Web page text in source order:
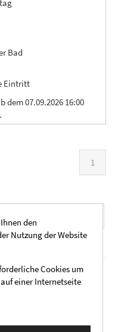
Bad
Eintritt
dem 07.09.2026 16:00
1
den
Nutzung der Website
Cookies um
einer Internetseite